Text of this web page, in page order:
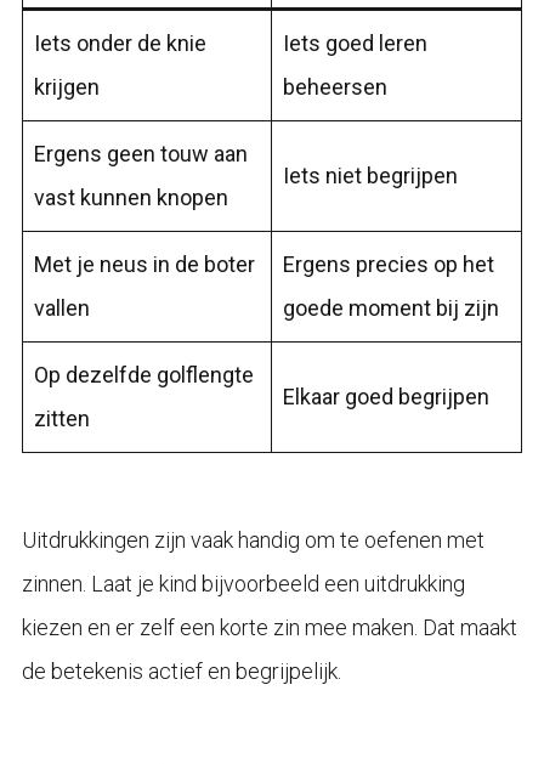
Iets onder de knie
krijgen
Iets goed leren
beheersen
Ergens geen touw aan
vast kunnen knopen
Iets niet begrijpen
Met je neus in de boter
vallen
Ergens precies op het
goede moment bij zijn
Op dezelfde golflengte
zitten
Elkaar goed begrijpen
Uitdrukkingen zijn vaak handig om te oefenen met
zinnen. Laat je kind bijvoorbeeld een uitdrukking
kiezen en er zelf een korte zin mee maken. Dat maakt
de betekenis actief en begrijpelijk.